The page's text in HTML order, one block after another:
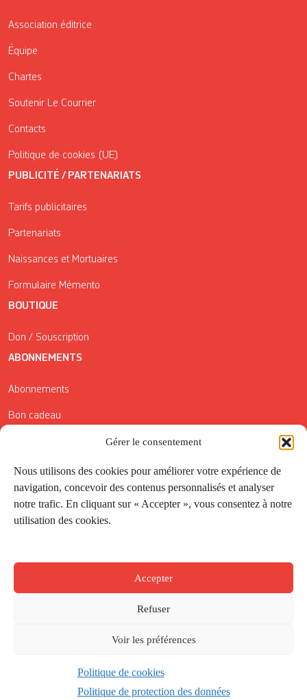
Gérer le consentement
Nous utilisons des cookies pour améliorer votre expérience de
navigation, concevoir des contenus personnalisés et analyser
notre trafic. En cliquant sur « Accepter », vous consentez à notre
utilisation des cookies.
Accepter
Refuser
Voir les préférences
Politique de cookies
Politique de protection des données
Association éditrice
Équipe
Chartes
Soutenir Le Courrier
Contacts
Politique de cookies (UE)
PUBLICITÉ / PARTENARIATS
Tarifs publicitaires
Partenariats
Naissances et Mortuaires
Formulaire Mémento
BOUTIQUE
Don / Souscription
ABONNEMENTS
Abonnements
Bon cadeau
Conditions générales de vente
Réductions de la Carte Côté Courrier
Application